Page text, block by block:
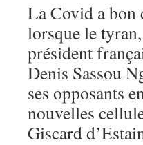
La Covid a bon
lorsque le
président
Denis Sassou
ses opposants
nouvelles
Giscard